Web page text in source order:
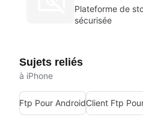
Plateforme de
sécurisée
Sujets reliés
à iPhone
Ftp Pour AndroidClient Ftp